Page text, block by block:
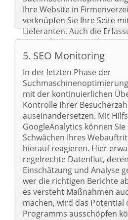
Ihre Website in
verknüpfen Sie Ihre Seite
Lieferanten. Auch die
geografischen Standortes
die Einbindung von Social
Möglichkeiten wie
gehört zu dieser vierten
Optimierungsprozesses -
Optimierung.
5. SEO Monitoring
In der letzten Phase der
mit der kontinuierlichen
Kontrolle Ihrer
auseinandersetzen. Mit
GoogleAnalytics können
Schwächen Ihres
hierauf reagieren. Hier
regelrechte Datenflut,
Einschätzung und Analyse
wer die richtigen Berichte
es versteht Maßnahmen
machen, wird das Potential
Programms ausschöpfen